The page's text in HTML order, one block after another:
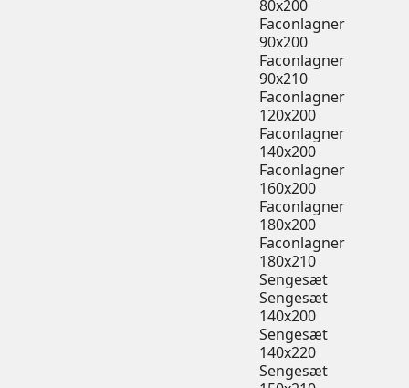
80x200
Faconlagner
90x200
Faconlagner
90x210
Faconlagner
120x200
Faconlagner
140x200
Faconlagner
160x200
Faconlagner
180x200
Faconlagner
180x210
Sengesæt
Sengesæt
140x200
Sengesæt
140x220
Sengesæt